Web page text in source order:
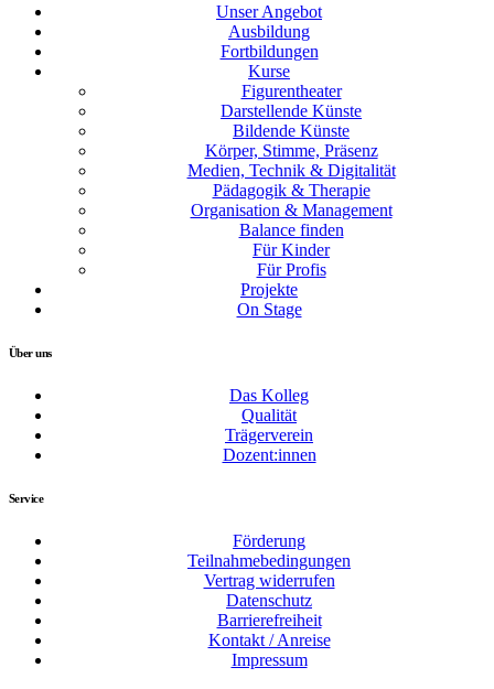
Unser Angebot
Ausbildung
Fortbildungen
Kurse
Figurentheater
Darstellende Künste
Bildende Künste
Körper, Stimme, Präsenz
Medien, Technik & Digitalität
Pädagogik & Therapie
Organisation & Management
Balance finden
Für Kinder
Für Profis
Projekte
On Stage
Über uns
Das Kolleg
Qualität
Trägerverein
Dozent:innen
Service
Förderung
Teilnahmebedingungen
Vertrag widerrufen
Datenschutz
Barrierefreiheit
Kontakt / Anreise
Impressum